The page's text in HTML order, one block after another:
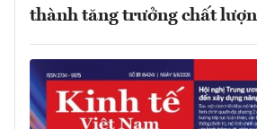
thành tăng trưởng chất